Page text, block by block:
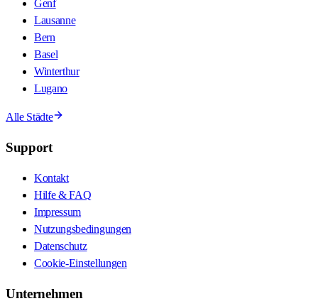
Genf
Lausanne
Bern
Basel
Winterthur
Lugano
Alle Städte
Support
Kontakt
Hilfe & FAQ
Impressum
Nutzungsbedingungen
Datenschutz
Cookie-Einstellungen
Unternehmen